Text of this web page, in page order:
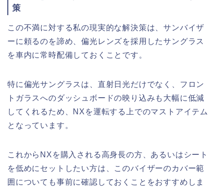
策
この不満に対する私の現実的な解決策は、サンバイザ
ーに頼るのを諦め、偏光レンズを採用したサングラス
を車内に常時配備しておくことです。
特に偏光サングラスは、直射日光だけでなく、フロン
トガラスへのダッシュボードの映り込みも大幅に低減
してくれるため、NXを運転する上でのマストアイテム
となっています。
これからNXを購入される高身長の方、あるいはシート
を低めにセットしたい方は、このバイザーのカバー範
囲についても事前に確認しておくことをおすすめしま